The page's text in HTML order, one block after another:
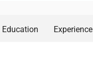
Education Experience